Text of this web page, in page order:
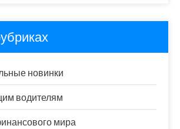
новинки
водителям
мира